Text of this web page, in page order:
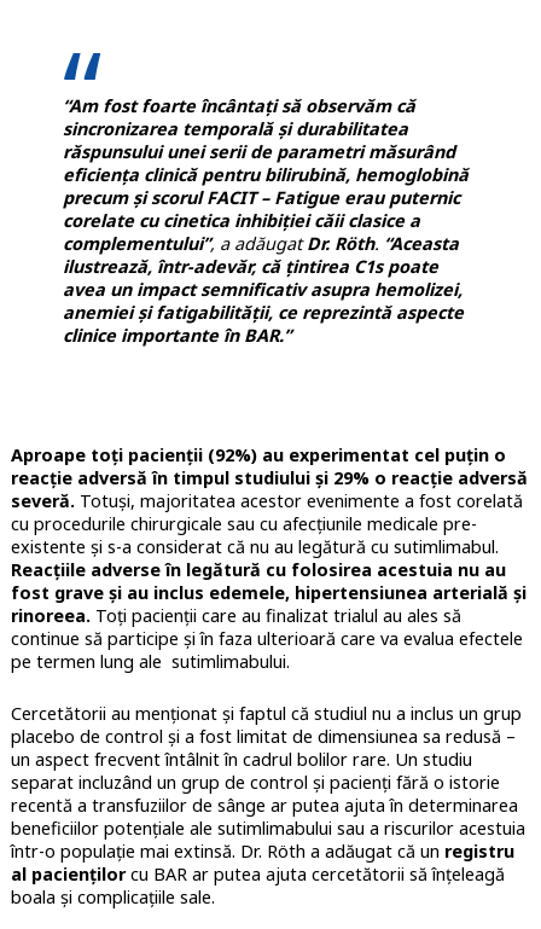
“Am fost foarte încântați să observăm că
sincronizarea temporală și durabilitatea
răspunsului unei serii de parametri măsurând
eficiența clinică pentru bilirubină, hemoglobină
precum și scorul FACIT – Fatigue erau puternic
corelate cu cinetica inhibiției căii clasice a
complementului”, a adăugatDr. Röth. “Aceasta
ilustrează, într-adevăr, că ţintirea C1s poate
avea un impact semnificativ asupra hemolizei,
anemiei şi fatigabilităţii, ce reprezintă aspecte
clinice importante în BAR.”
Aproape toţi pacienţii (92%) au experimentat cel puţin o
reacţie adversă în timpul studiului şi 29% o reacţie adversă
severă.Totuşi, majoritatea acestor evenimente a fost corelată
cu procedurile chirurgicale sau cu afecţiunile medicale pre-
existente şi s-a considerat că nu au legătură cu sutimlimabul.
Reacţiile adverse în legătură cu folosirea acestuia nu au
fost grave și au inclus edemele, hipertensiunea arterială şi
rinoreea.Toţi pacienţii care au finalizat trialul au ales să
continue să participe şi în faza ulterioară care va evalua efectele
pe termen lung ale sutimlimabului.
Cercetătorii au menţionat şi faptul că studiul nu a inclus un grup
placebo de control şi a fost limitat de dimensiunea sa redusă –
un aspect frecvent întâlnit în cadrul bolilor rare. Un studiu
separat incluzând un grup de control şi pacienţi fără o istorie
recentă a transfuziilor de sânge ar putea ajuta în determinarea
beneficiilor potenţiale ale sutimlimabului sau a riscurilor acestuia
într-o populaţie mai extinsă. Dr. Röth a adăugat că un registru
al pacienţilorcu BAR ar putea ajuta cercetătorii să înţeleagă
boala şi complicaţiile sale.